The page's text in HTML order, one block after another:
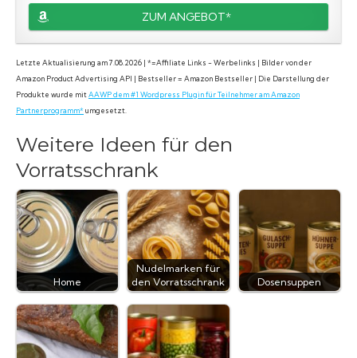
ZUM ANGEBOT*
Letzte Aktualisierung am 7.08.2026 | *=Affiliate Links - Werbelinks | Bilder von der
Amazon Product Advertising API | Bestseller = Amazon Bestseller | Die Darstellung der
Produkte wurde mitAAWP dem #1 Wordpress Plugin für Teilnehmer am Amazon
Partnerprogramm*umgesetzt.
Weitere Ideen für den
Vorratsschrank
Home
Nudelmarken für
den Vorratsschrank
Dosensuppen